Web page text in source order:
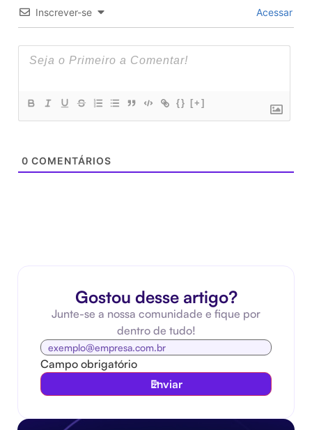
Inscrever-se Acessar
{} [+]
0 COMENTÁRIOS
Gostou desse artigo?
Junte-se a nossa comunidade e fique por
dentro de tudo!
Campo obrigatório
Enviar